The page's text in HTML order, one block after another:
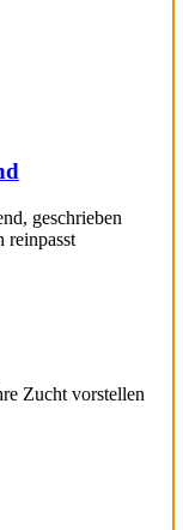
geschrieben
reinpasst
Zucht vorstellen